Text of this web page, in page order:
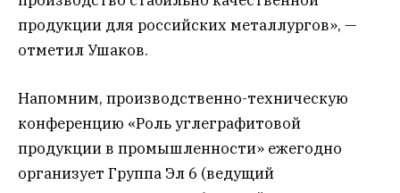
продукции для российских металлургов», —
отметил Ушаков.
Напомним, производственно-техническую
конференцию «Роль углеграфитовой
продукции в промышленности» ежегодно
организует Группа Эл 6 (ведущий